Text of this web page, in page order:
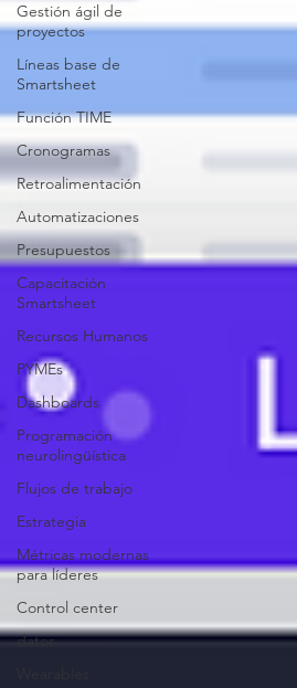
Gestión ágil de
proyectos
Líneas base de
Smartsheet
Función TIME
Cronogramas
Retroalimentación
Automatizaciones
Presupuestos
Capacitación
Smartsheet
Recursos Humanos
PYMEs
Dashboards
Programación
neurolingüística
Flujos de trabajo
Estrategia
Métricas modernas
para líderes
Control center
datos